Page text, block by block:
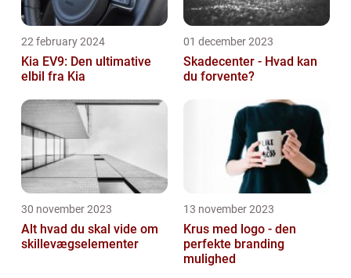
22 february 2024
Kia EV9: Den ultimative
elbil fra Kia
01 december 2023
Skadecenter - Hvad kan
du forvente?
30 november 2023
Alt hvad du skal vide om
skillevægselementer
13 november 2023
Krus med logo - den
perfekte branding
mulighed